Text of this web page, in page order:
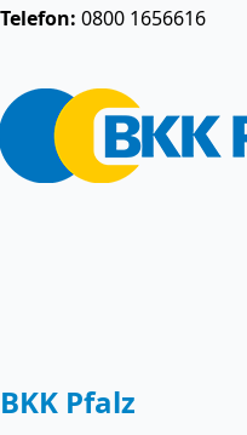
Telefon: 0800 1656616
BKK Pfalz